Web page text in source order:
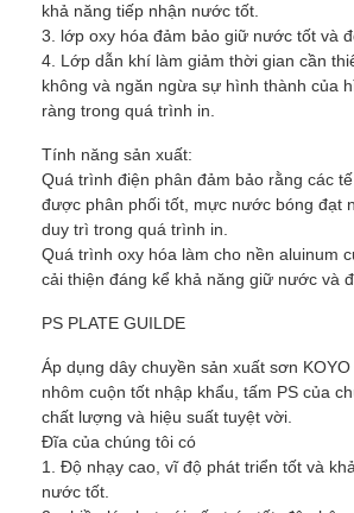
khả năng tiếp nhận nước tốt.
3. lớp oxy hóa đảm bảo giữ nước tốt và
4. Lớp dẫn khí làm giảm thời gian cần
không và ngăn ngừa sự hình thành của
ràng trong quá trình in.
Tính năng sản xuất:
Quá trình điện phân đảm bảo rằng các
được phân phối tốt, mực nước bóng đạt
duy trì trong quá trình in.
Quá trình oxy hóa làm cho nền aluinum
cải thiện đáng kể khả năng giữ nước và
PS PLATE GUILDE
Áp dụng dây chuyền sản xuất sơn
nhôm cuộn tốt nhập khẩu, tấm PS của
chất lượng và hiệu suất tuyệt vời.
Đĩa của chúng tôi có
1. Độ nhạy cao, vĩ độ phát triển tốt và
nước tốt.